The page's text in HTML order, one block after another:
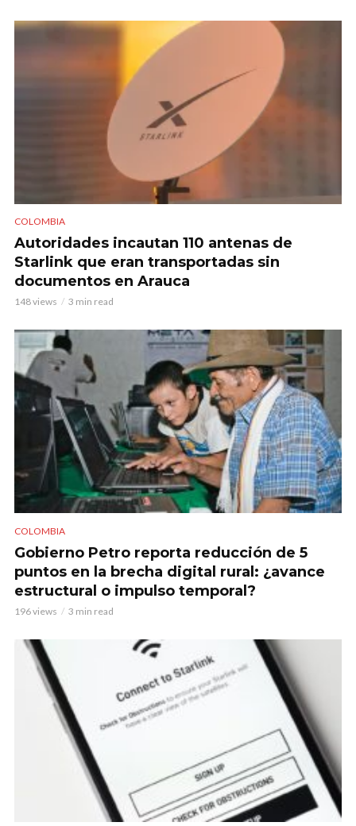
COLOMBIA
Autoridades incautan 110 antenas de
Starlink que eran transportadas sin
documentos en Arauca
148 views 3 min read
COLOMBIA
Gobierno Petro reporta reducción de 5
puntos en la brecha digital rural: ¿avance
estructural o impulso temporal?
196 views 3 min read